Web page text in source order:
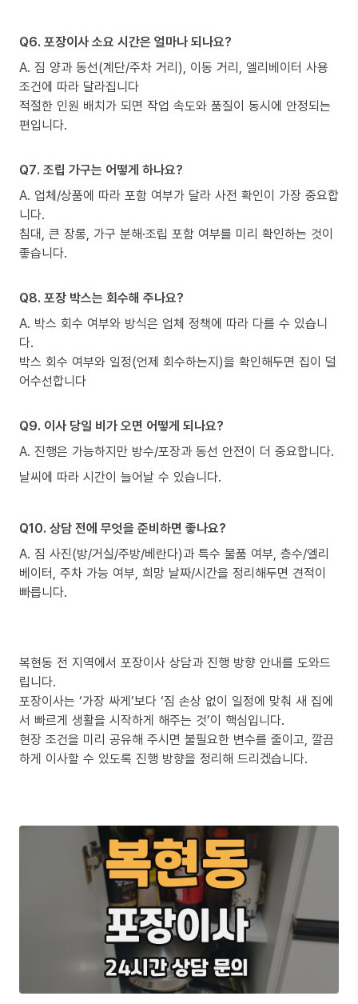
Q6. 포장이사 소요 시간은 얼마나 되나요?
A. 짐 양과 동선(계단/주차 거리), 이동 거리, 엘리베이터 사용
조건에 따라 달라집니다
적절한 인원 배치가 되면 작업 속도와 품질이 동시에 안정되는
편입니다.
Q7. 조립 가구는 어떻게 하나요?
A. 업체/상품에 따라 포함 여부가 달라 사전 확인이 가장 중요합
니다.
침대, 큰 장롱, 가구 분해·조립 포함 여부를 미리 확인하는 것이
좋습니다.
Q8. 포장 박스는 회수해 주나요?
A. 박스 회수 여부와 방식은 업체 정책에 따라 다를 수 있습니
다.
박스 회수 여부와 일정(언제 회수하는지)을 확인해두면 집이 덜
어수선합니다
Q9. 이사 당일 비가 오면 어떻게 되나요?
A. 진행은 가능하지만 방수/포장과 동선 안전이 더 중요합니다.
날씨에 따라 시간이 늘어날 수 있습니다.
Q10. 상담 전에 무엇을 준비하면 좋나요?
A. 짐 사진(방/거실/주방/베란다)과 특수 물품 여부, 층수/엘리
베이터, 주차 가능 여부, 희망 날짜/시간을 정리해두면 견적이
빠릅니다.
복현동 전 지역에서 포장이사 상담과 진행 방향 안내를 도와드
립니다.
포장이사는 ‘가장 싸게’보다 ‘짐 손상 없이 일정에 맞춰 새 집에
서 빠르게 생활을 시작하게 해주는 것’이 핵심입니다.
현장 조건을 미리 공유해 주시면 불필요한 변수를 줄이고, 깔끔
하게 이사할 수 있도록 진행 방향을 정리해 드리겠습니다.